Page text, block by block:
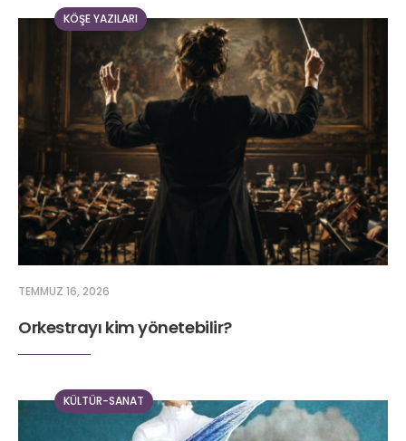
KÖŞE YAZILARI
TEMMUZ 16, 2026
Orkestrayı kim yönetebilir?
KÜLTÜR-SANAT